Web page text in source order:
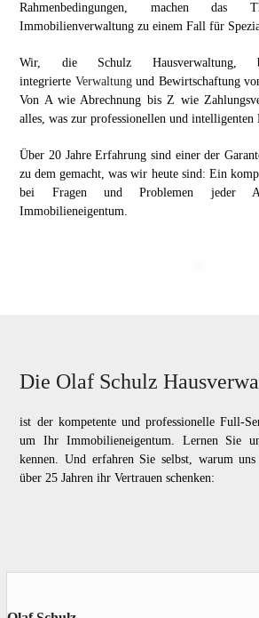
Rahmenbedingungen, machen das
Immobilienverwaltung zu einem Fall für
Wir, die Schulz Hausverwaltung,
integrierte Verwaltungund Bewirtschaftung
Von A wie Abrechnung bis Z wie
alles, was zur professionellen und intelligenten
Über 20 Jahre Erfahrung sind einer der
zu dem gemacht, was wir heute sind: Ein
bei Fragen und Problemen
Immobilieneigentum.
Die Olaf Schulz
ist der kompetente und professionelle Full-
um Ihr Immobilieneigentum. Lernen Sie
kennen. Und erfahren Sie selbst, warum
über 25 Jahren ihr Vertrauen schenken: